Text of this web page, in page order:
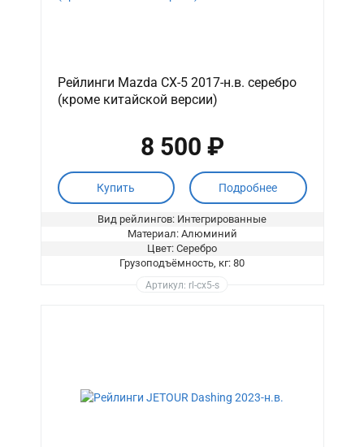
Рейлинги Mazda CX-5 2017-н.в. серебро
(кроме китайской версии)
8 500 ₽
Купить Подробнее
Вид рейлингов: Интегрированные
Материал: Алюминий
Цвет: Серебро
Грузоподъёмность, кг: 80
Артикул: rl-cx5-s